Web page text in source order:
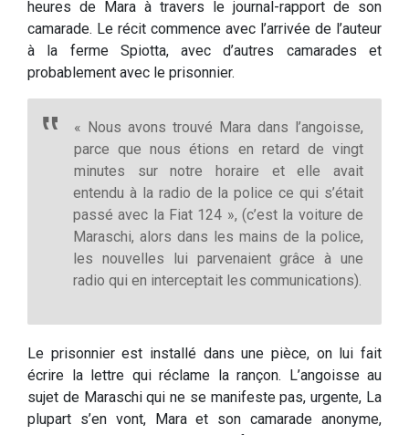
heures de Mara à travers le journal-rapport de son
camarade. Le récit commence avec l’arrivée de l’auteur
à la ferme Spiotta, avec d’autres camarades et
probablement avec le prisonnier.
« Nous avons trouvé Mara dans l’angoisse,
parce que nous étions en retard de vingt
minutes sur notre horaire et elle avait
entendu à la radio de la police ce qui s’était
passé avec la Fiat 124 », (c’est la voiture de
Maraschi, alors dans les mains de la police,
les nouvelles lui parvenaient grâce à une
radio qui en interceptait les communications).
Le prisonnier est installé dans une pièce, on lui fait
écrire la lettre qui réclame la rançon. L’angoisse au
sujet de Maraschi qui ne se manifeste pas, urgente, La
plupart s’en vont, Mara et son camarade anonyme,